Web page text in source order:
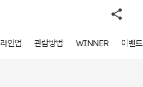
라인업 관람방법 WINNER 이벤트